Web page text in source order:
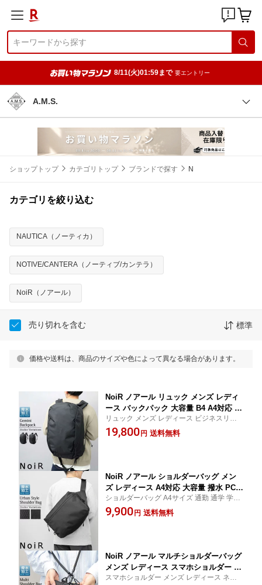
8/11(火)01:59まで 要エントリー
A.M.S.
ショップトップ カテゴリトップ ブランドで探す N
カテゴリを絞り込む
NAUTICA（ノーティカ）
NOTIVE/CANTERA（ノーティブ/カンテラ）
NoiR（ノアール）
売り切れを含む 標準
価格や送料は、商品のサイズや色によって異なる場合があります。
NoiR ノアール リュック メンズ レディ
ース バックパック 大容量 B4 A4対応 撥
水 PC収納 レインカバー付き ビジネス
リュック 通勤 通学 軽量 多収納 ポケッ
リュック メンズ レディース ビジネスリュ
ック 防水対策 雨対応 出張 旅行 通勤バッグ
自転車 通勤 PC持ち運び 収納力 高い
19,800円 送料無料
NoiR ノアール ショルダーバッグ メン
ズ レディース A4対応 大容量 撥水 PC収
納 レインカバー付き ビジネスバッグ 斜
め掛け 肩掛け 通勤 通学 出張 旅行 多収
ショルダーバッグ A4サイズ 通勤 通学 学生
大学生 高校生 部活 旅行 日帰り 大きいサイ
ズ ビッグサイズ 幅広 シンプル 無地 柄なし
9,900円 送料無料
NoiR ノアール マルチショルダーバッグ
メンズ レディース スマホショルダー ネ
ックストラップ ミニショルダー 撥水 撥
スマホショルダー メンズ レディース ネッ